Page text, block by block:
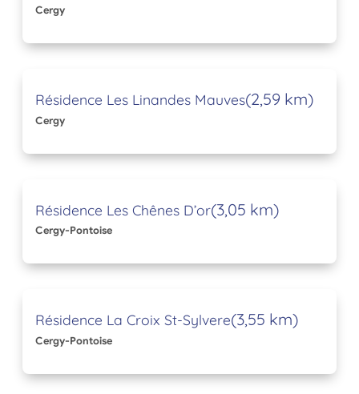
Cergy
Résidence Les Linandes Mauves(2,59 km)
Cergy
Résidence Les Chênes D’or(3,05 km)
Cergy-Pontoise
Résidence La Croix St-Sylvere(3,55 km)
Cergy-Pontoise